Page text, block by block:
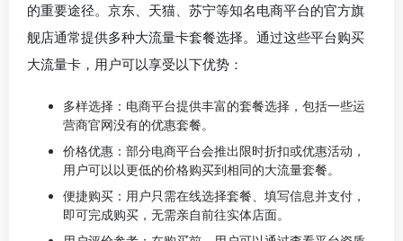
的重要途径。京东、天猫、苏宁等知名电商平台的官方旗
舰店通常提供多种大流量卡套餐选择。通过这些平台购买
大流量卡，用户可以享受以下优势：
多样选择：电商平台提供丰富的套餐选择，包括一些运
营商官网没有的优惠套餐。
价格优惠：部分电商平台会推出限时折扣或优惠活动，
用户可以以更低的价格购买到相同的大流量套餐。
便捷购买：用户只需在线选择套餐、填写信息并支付，
即可完成购买，无需亲自前往实体店面。